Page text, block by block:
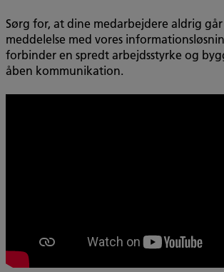
Sørg for, at dine medarbejdere aldrig
meddelelse med vores
forbinder en spredt arbejdsstyrke og
åben kommunikation.